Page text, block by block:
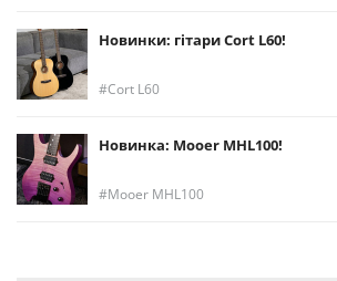
Новинки: гітари Cort L60!
Cort L60
Новинка: Mooer MHL100!
Mooer MHL100